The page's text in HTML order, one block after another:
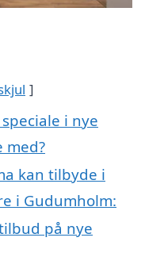
i nye
med?
kan tilbyde i
i Gudumholm:
på nye